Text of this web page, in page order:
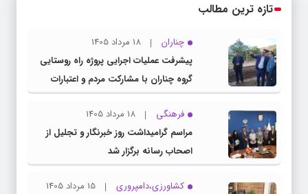
تازه ترین مطالب
چناران
18 مرداد 1405
پیشرفت عملیات اجرایی پروژه راه روستایی
گروه چناران با مشارکت مردم و اعتبارات
دولتی
فرهنگی
18 مرداد 1405
مراسم گرامیداشت روز خبرنگار و تجلیل از
اصحاب رسانه برگزار شد
کشاورزی،دامپروری
15 مرداد 1405